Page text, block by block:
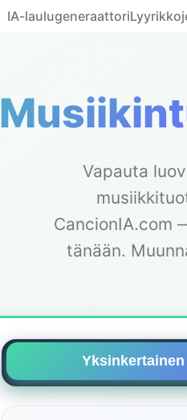
IA-laulugeneraattori
Vapauta
CancionIA.com
tänään.